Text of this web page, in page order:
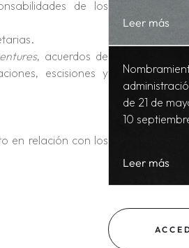
de los
, acuerdos de
escisiones y
en relación con los
Leer más
de 21 de
10
Leer más